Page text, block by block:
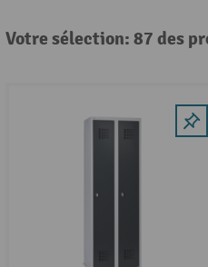
Votre sélection: 87 des